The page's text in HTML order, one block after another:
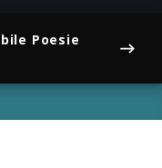
Poesie